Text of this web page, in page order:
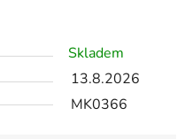
Skladem
13.8.2026
MK0366